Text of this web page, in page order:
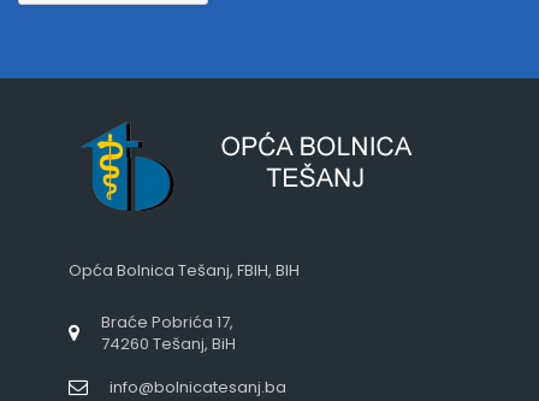
Opća Bolnica Tešanj, FBIH, BIH
Braće Pobrića 17,
74260 Tešanj, BiH
info@bolnicatesanj.ba